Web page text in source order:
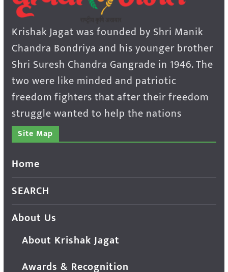
Krishak Jagat was founded by Shri Manik
Chandra Bondriya and his younger brother
Shri Suresh Chandra Gangrade in 1946. The
two were like minded and patriotic
freedom fighters that after their freedom
struggle wanted to help the nations
Site Map
Home
SEARCH
About Us
About Krishak Jagat
Awards & Recognition